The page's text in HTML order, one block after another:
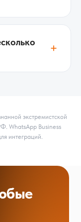
+
экстремистской
WhatsApp Business
интеграций.